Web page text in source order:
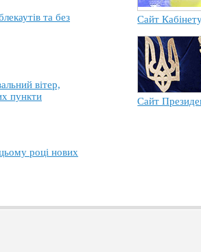
та без
вітер,
пункти
році нових
Сайт
Сайт